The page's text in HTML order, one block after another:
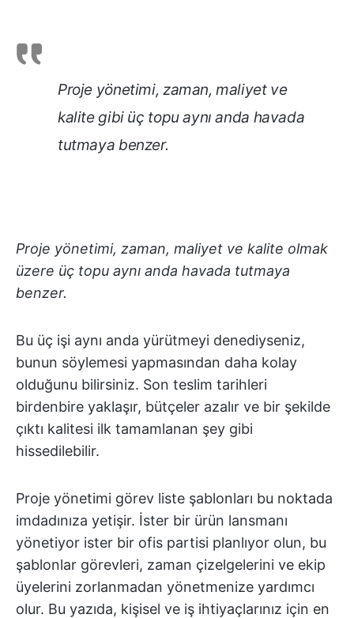
Proje yönetimi, zaman, maliyet ve
kalite gibi üç topu aynı anda havada
tutmaya benzer.
Proje yönetimi, zaman, maliyet ve kalite olmak
üzere üç topu aynı anda havada tutmaya
benzer.
Bu üç işi aynı anda yürütmeyi denediyseniz,
bunun söylemesi yapmasından daha kolay
olduğunu bilirsiniz. Son teslim tarihleri
birdenbire yaklaşır, bütçeler azalır ve bir şekilde
çıktı kalitesi ilk tamamlanan şey gibi
hissedilebilir.
Proje yönetimi görev liste şablonları bu noktada
imdadınıza yetişir. İster bir ürün lansmanı
yönetiyor ister bir ofis partisi planlıyor olun, bu
şablonlar görevleri, zaman çizelgelerini ve ekip
üyelerini zorlanmadan yönetmenize yardımcı
olur. Bu yazıda, kişisel ve iş ihtiyaçlarınız için en